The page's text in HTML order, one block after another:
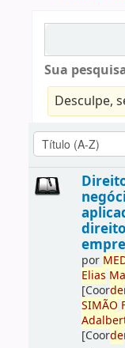
Sua
Desculpe,
direito
por ME
Elias
[Coorde
SIMÃO
[Coorde